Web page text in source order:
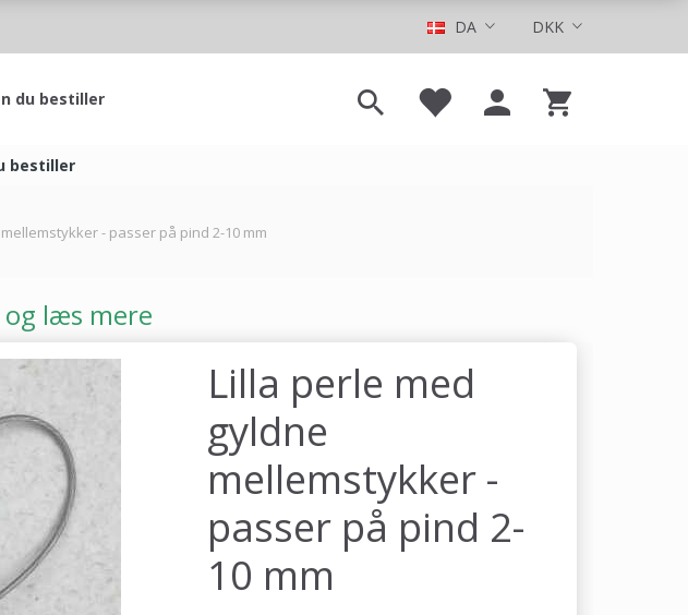
DKK
DA
du bestiller
bestiller
- passer på pind 2-10 mm
og læs mere
Lilla perle med
gyldne
mellemstykker -
passer på pind 2-
10 mm